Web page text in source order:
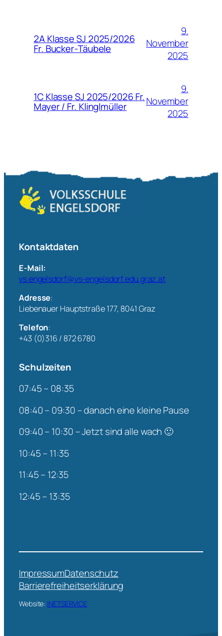
2A Klasse SJ 2025/2026
Fr. Bucker-Täubele
9.
November
2025
1C Klasse SJ 2025/2026 Fr.
Mayer / Fr. Klinglmüller
9.
November
2025
Kontaktdaten
E-Mail:
vs.engelsdorf@vs-engelsdorf.edu.graz.at
Adresse:
Liebenauer Hauptstraße 177, 8041 Graz
Telefon:
+43 (0)316 / 872 6780
Schulzeiten
07:45 – 08:35
08:40 – 09:30 – danach eine kleine Pause
09:40 – 10:30 – Jetzt sind alle wach 🙂
10:45 – 11:35
11:45 – 12:35
12:45 – 13:35
ImpressumDatenschutz
Barrierefreiheitserklärung
Website: INETSERVICE